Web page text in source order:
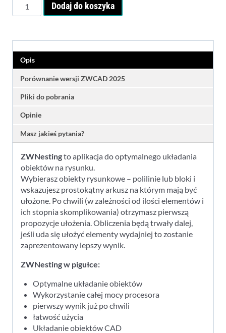
ZWNesting
ZWCAD
Professional
Dodaj do koszyka
Opis
Porównanie wersji ZWCAD 2025
Pliki do pobrania
Opinie
Masz jakieś pytania?
ZWNestingto aplikacja do optymalnego układania
obiektów na rysunku.
Wybierasz obiekty rysunkowe – polilinie lub bloki i
wskazujesz prostokątny arkusz na którym mają być
ułożone. Po chwili (w zależności od ilości elementów i
ich stopnia skomplikowania) otrzymasz pierwszą
propozycje ułożenia. Obliczenia będą trwały dalej,
jeśli uda się ułożyć elementy wydajniej to zostanie
zaprezentowany lepszy wynik.
ZWNesting w pigułce:
Optymalne układanie obiektów
Wykorzystanie całej mocy procesora
pierwszy wynik już po chwili
łatwość użycia
Układanie obiektów CAD